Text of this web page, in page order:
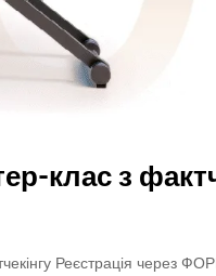
клас з
Реєстрація через